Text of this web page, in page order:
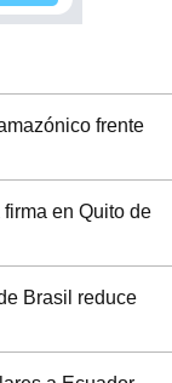
frente
en Quito de
Brasil reduce